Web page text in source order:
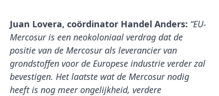
Juan Lovera, coördinator Handel Anders: “EU-
Mercosur is een neokoloniaal verdrag dat de
positie van de Mercosur als leverancier van
grondstoffen voor de Europese industrie verder zal
bevestigen. Het laatste wat de Mercosur nodig
heeft is nog meer ongelijkheid, verdere